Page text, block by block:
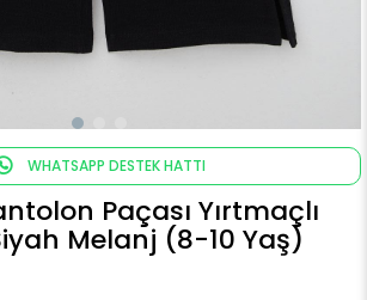
WHATSAPP DESTEK HATTI
Paçası Yırtmaçlı
Melanj (8-10 Yaş)